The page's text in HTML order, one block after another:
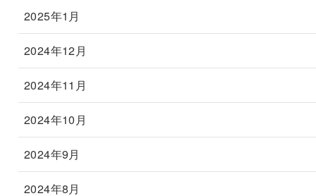
2025年1月
2024年12月
2024年11月
2024年10月
2024年9月
2024年8月